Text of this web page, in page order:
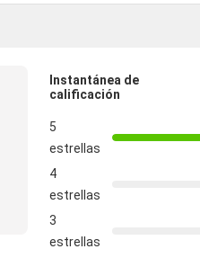
Instantánea de
calificación
5
estrellas
4
estrellas
3
estrellas